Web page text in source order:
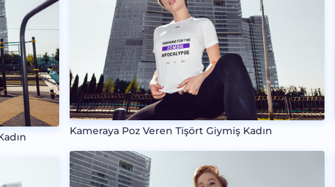
Kameraya Poz Veren Tişört Giymiş Kadın